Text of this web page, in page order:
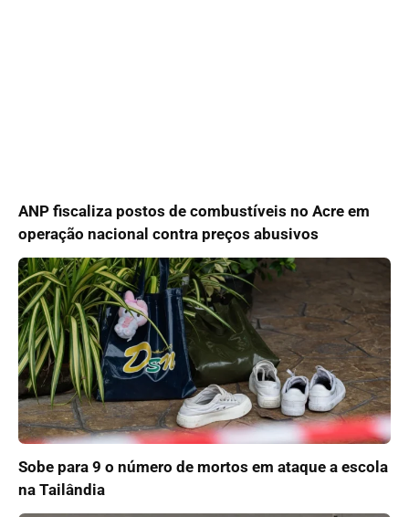
ANP fiscaliza postos de combustíveis no Acre em
operação nacional contra preços abusivos
Sobe para 9 o número de mortos em ataque a escola
na Tailândia